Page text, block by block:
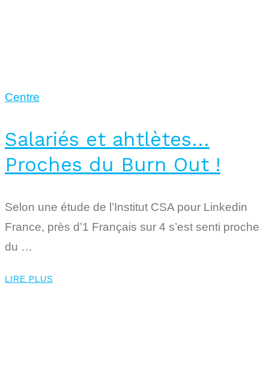
Centre
Salariés et ahtlètes…
Proches du Burn Out !
Selon une étude de l’Institut CSA pour Linkedin
France, près d’1 Français sur 4 s’est senti proche
du …
LIRE PLUS